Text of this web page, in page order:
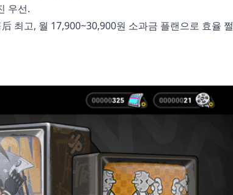
우선.
최고, 월 17,900~30,900원 소과금 플랜으로 효율 쩔